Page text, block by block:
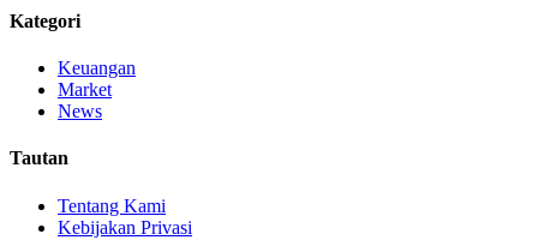
Kategori
Keuangan
Market
News
Tautan
Tentang Kami
Kebijakan Privasi